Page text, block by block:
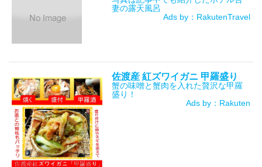
妻の露天風呂
Ads by：RakutenTravel
佐渡産 紅ズワイガニ 甲羅盛り
蟹の味噌と蟹肉を入れた贅沢な甲羅
盛り！
Ads by：Rakuten